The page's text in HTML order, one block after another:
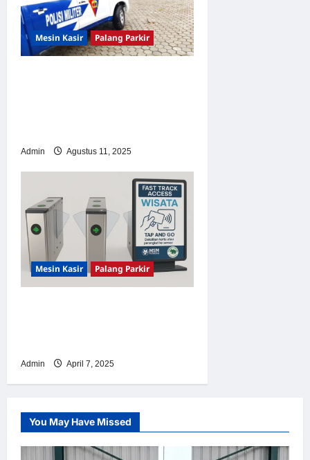
Mesin Kasir Palang Parkir
Admin Agustus 11, 2025
Mesin Kasir Palang Parkir
Admin April 7, 2025
You May Have Missed